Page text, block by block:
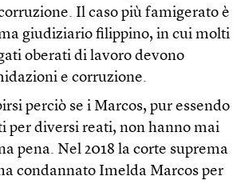
Il caso più famigerato è
giudiziario filippino, in cui molti
oberati di lavoro devono
e corruzione.
perciò se i Marcos, pur essendo
per diversi reati, non hanno mai
pena. Nel 2018 la corte suprema
condannato Imelda Marcos per